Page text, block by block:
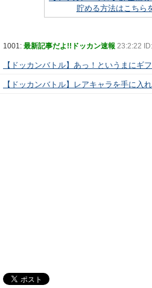
貯める方法はこちら
1001: 最新記事だよ!!ドッカン速報 23:2:22
【ドッカンバトル】あっ！というまにギ
【ドッカンバトル】レアキャラを手に入